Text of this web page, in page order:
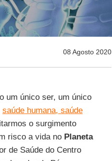
08 Agosto 2020
um único ser, um único
saúde humana, saúde
o surgimento
risco a vida noPlaneta
de Saúde do Centro